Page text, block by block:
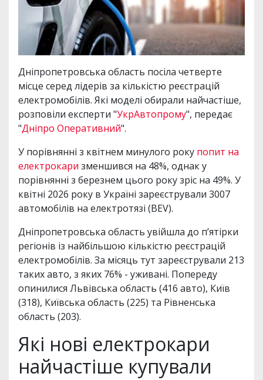
Дніпропетровська область посіла четверте
місце серед лідерів за кількістю реєстрацій
електромобілів. Які моделі обирали найчастіше,
розповіли експерти "УкрАвтопрому", передає
"Дніпро Оперативний".
У порівнянні з квітнем минулого року попит на
електрокари зменшився на 48%, однак у
порівнянні з березнем цього року зріс на 49%. У
квітні 2026 року в Україні зареєстрували 3007
автомобілів на електротязі (BEV).
Дніпропетровська область увійшла до п’ятірки
регіонів із найбільшою кількістю реєстрацій
електромобілів. За місяць тут зареєстрували 213
таких авто, з яких 76% - уживані. Попереду
опинилися Львівська область (416 авто), Київ
(318), Київська область (225) та Рівненська
область (203).
Які нові електрокари
найчастіше купували